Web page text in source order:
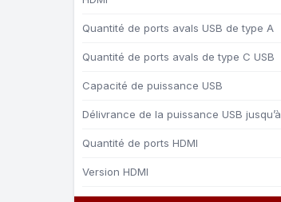
Quantité de ports avals USB de type A
Quantité de ports avals de type C USB
Capacité de puissance USB
Délivrance de la puissance USB jusqu’à
Quantité de ports HDMI
Version HDMI